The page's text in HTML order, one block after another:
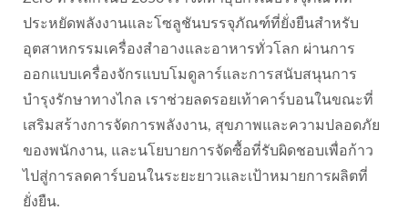
ประหยัดพลังงานและโซลูชันบรรจุภัณฑ์ที่ยั่งยืนสำหรับ
อุตสาหกรรมเครื่องสำอางและอาหารทั่วโลก ผ่านการ
ออกแบบเครื่องจักรแบบโมดูลาร์และการสนับสนุนการ
บำรุงรักษาทางไกล เราช่วยลดรอยเท้าคาร์บอนในขณะที่
เสริมสร้างการจัดการพลังงาน, สุขภาพและความปลอดภัย
ของพนักงาน, และนโยบายการจัดซื้อที่รับผิดชอบเพื่อก้าว
ไปสู่การลดคาร์บอนในระยะยาวและเป้าหมายการผลิตที่
ยั่งยืน.